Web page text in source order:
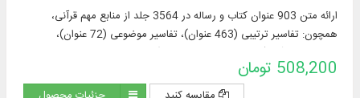
ارائه متن 903 عنوان کتاب و رساله در 3564 جلد از منابع مهم قرآنی،
همچون: تفاسیر ترتیبی (463 عنوان)، تفاسیر موضوعی (72 عنوان)،
عنوان)، پرسمان‌های قرآنی (32 عنوان)
508,200 تومان